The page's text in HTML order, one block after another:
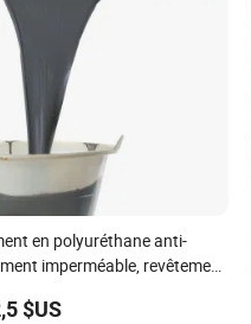
en polyuréthane anti-
imperméable, revêtement
$US